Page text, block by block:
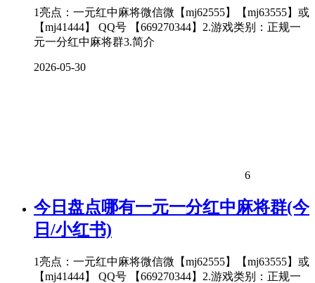
1亮点：一元红中麻将微信微【mj62555】【mj63555】或
【mj41444】 QQ号 【669270344】2.游戏类别：正规一
元一分红中麻将群3.简介
2026-05-30
6
今日盘点哪有一元一分红中麻将群(今
日/小红书)
1亮点：一元红中麻将微信微【mj62555】【mj63555】或
【mj41444】 QQ号 【669270344】2.游戏类别：正规一